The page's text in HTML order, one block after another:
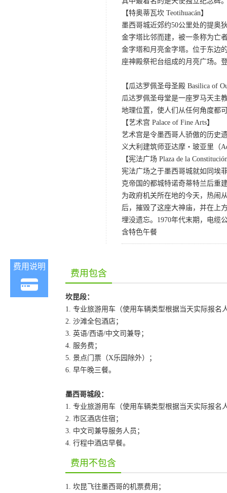
【特奥蒂瓦坎 Teotihuacán】
墨西哥城近郊约50公里处的提奥
金字塔比邻而建，被一条称为亡
金字塔和月亮金字塔。位于东边
座神殿祭祀台组成的月亮广场。
【瓜达罗佩圣母圣殿 Basilica of
瓜达罗佩圣母堂是一座罗马天主
地理位置，使人们从任何角度都
【艺术宫 Palace of Fine Arts】
艺术宫是令墨西哥人骄傲的历史
义大利建筑师亚达摩‧玻亚里（
【宪法广场 Plaza de la
宪法广场之于墨西哥城就如同埃
克帝国的都城特诺奇蒂特兰后重
为政府机关所在地的今天，热闹
后，摧毁了这座大神庙，并在上
埋没遗忘。1970年代末期，电缆
含特色午餐
费用说明
费用包含
坎昆段：
1. 专业旅游用车（使用车辆类型根据当天实际报名
2. 沙滩全包酒店；
3. 英语/西语/中文司兼导；
4. 服务费；
5. 景点门票（X乐园除外）；
6. 早午晚三餐。
墨西哥城段：
1. 专业旅游用车（使用车辆类型根据当天实际报名
2. 市区酒店住宿；
3. 中文司兼导服务人员；
4. 行程中酒店早餐。
费用不包含
1. 坎昆飞往墨西哥的机票费用；